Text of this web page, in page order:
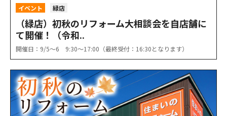
イベント 緑店
（緑店）初秋のリフォーム大相談会を自店舗に
て開催！（令和..
開催日：9/5〜6 9:30〜17:00（最終受付：16:30となります）